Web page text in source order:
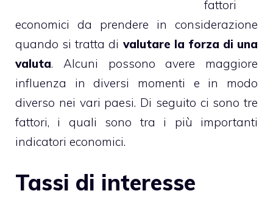
fattori
economici da prendere in considerazione
quando si tratta di valutare la forza di una
valuta. Alcuni possono avere maggiore
influenza in diversi momenti e in modo
diverso nei vari paesi. Di seguito ci sono tre
fattori, i quali sono tra i più importanti
indicatori economici.
Tassi di interesse